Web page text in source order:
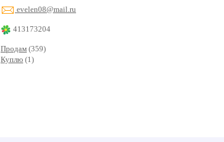
evelen08@mail.ru
413173204
Продам (359)
Куплю (1)